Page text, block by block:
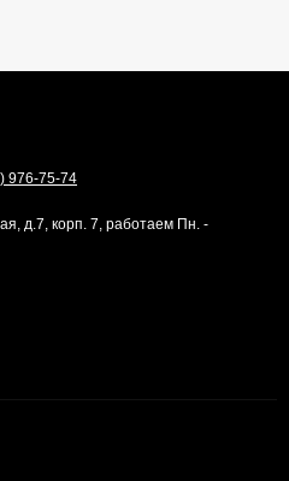
976-75-74
д.7, корп. 7, работаем Пн. -